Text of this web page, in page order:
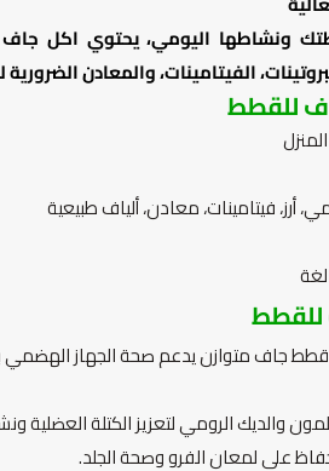
ونشاطها اليومي، يحتوي اكل
الفيتامينات، والمعادن
للقطط
أرز، فيتامينات، معادن، ألياف طبيعية
للقطط
جاف متوازن يدعم صحة الجهاز الهضمي
والديك الرومي لتعزيز الكتلة العضلية